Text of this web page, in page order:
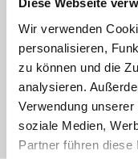
Diese Webseite
Wir verwenden
personalisieren,
zu können und die
analysieren.
Verwendung
soziale Medien,
Partner führen
Hinweis: Sie können
an info@hegerich-
* Pflichtfelder